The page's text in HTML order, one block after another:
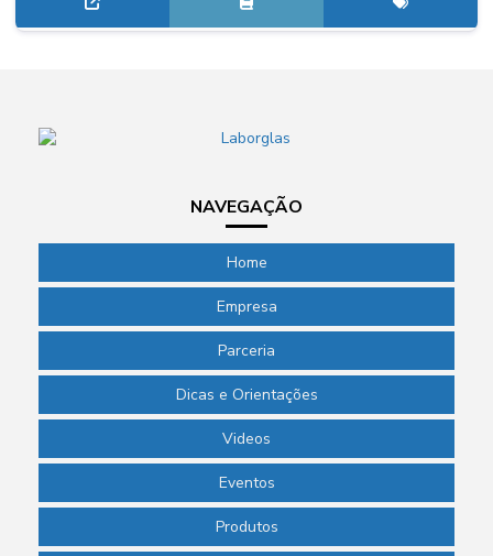
NAVEGAÇÃO
Home
Empresa
Parceria
Dicas e Orientações
Videos
Eventos
Produtos